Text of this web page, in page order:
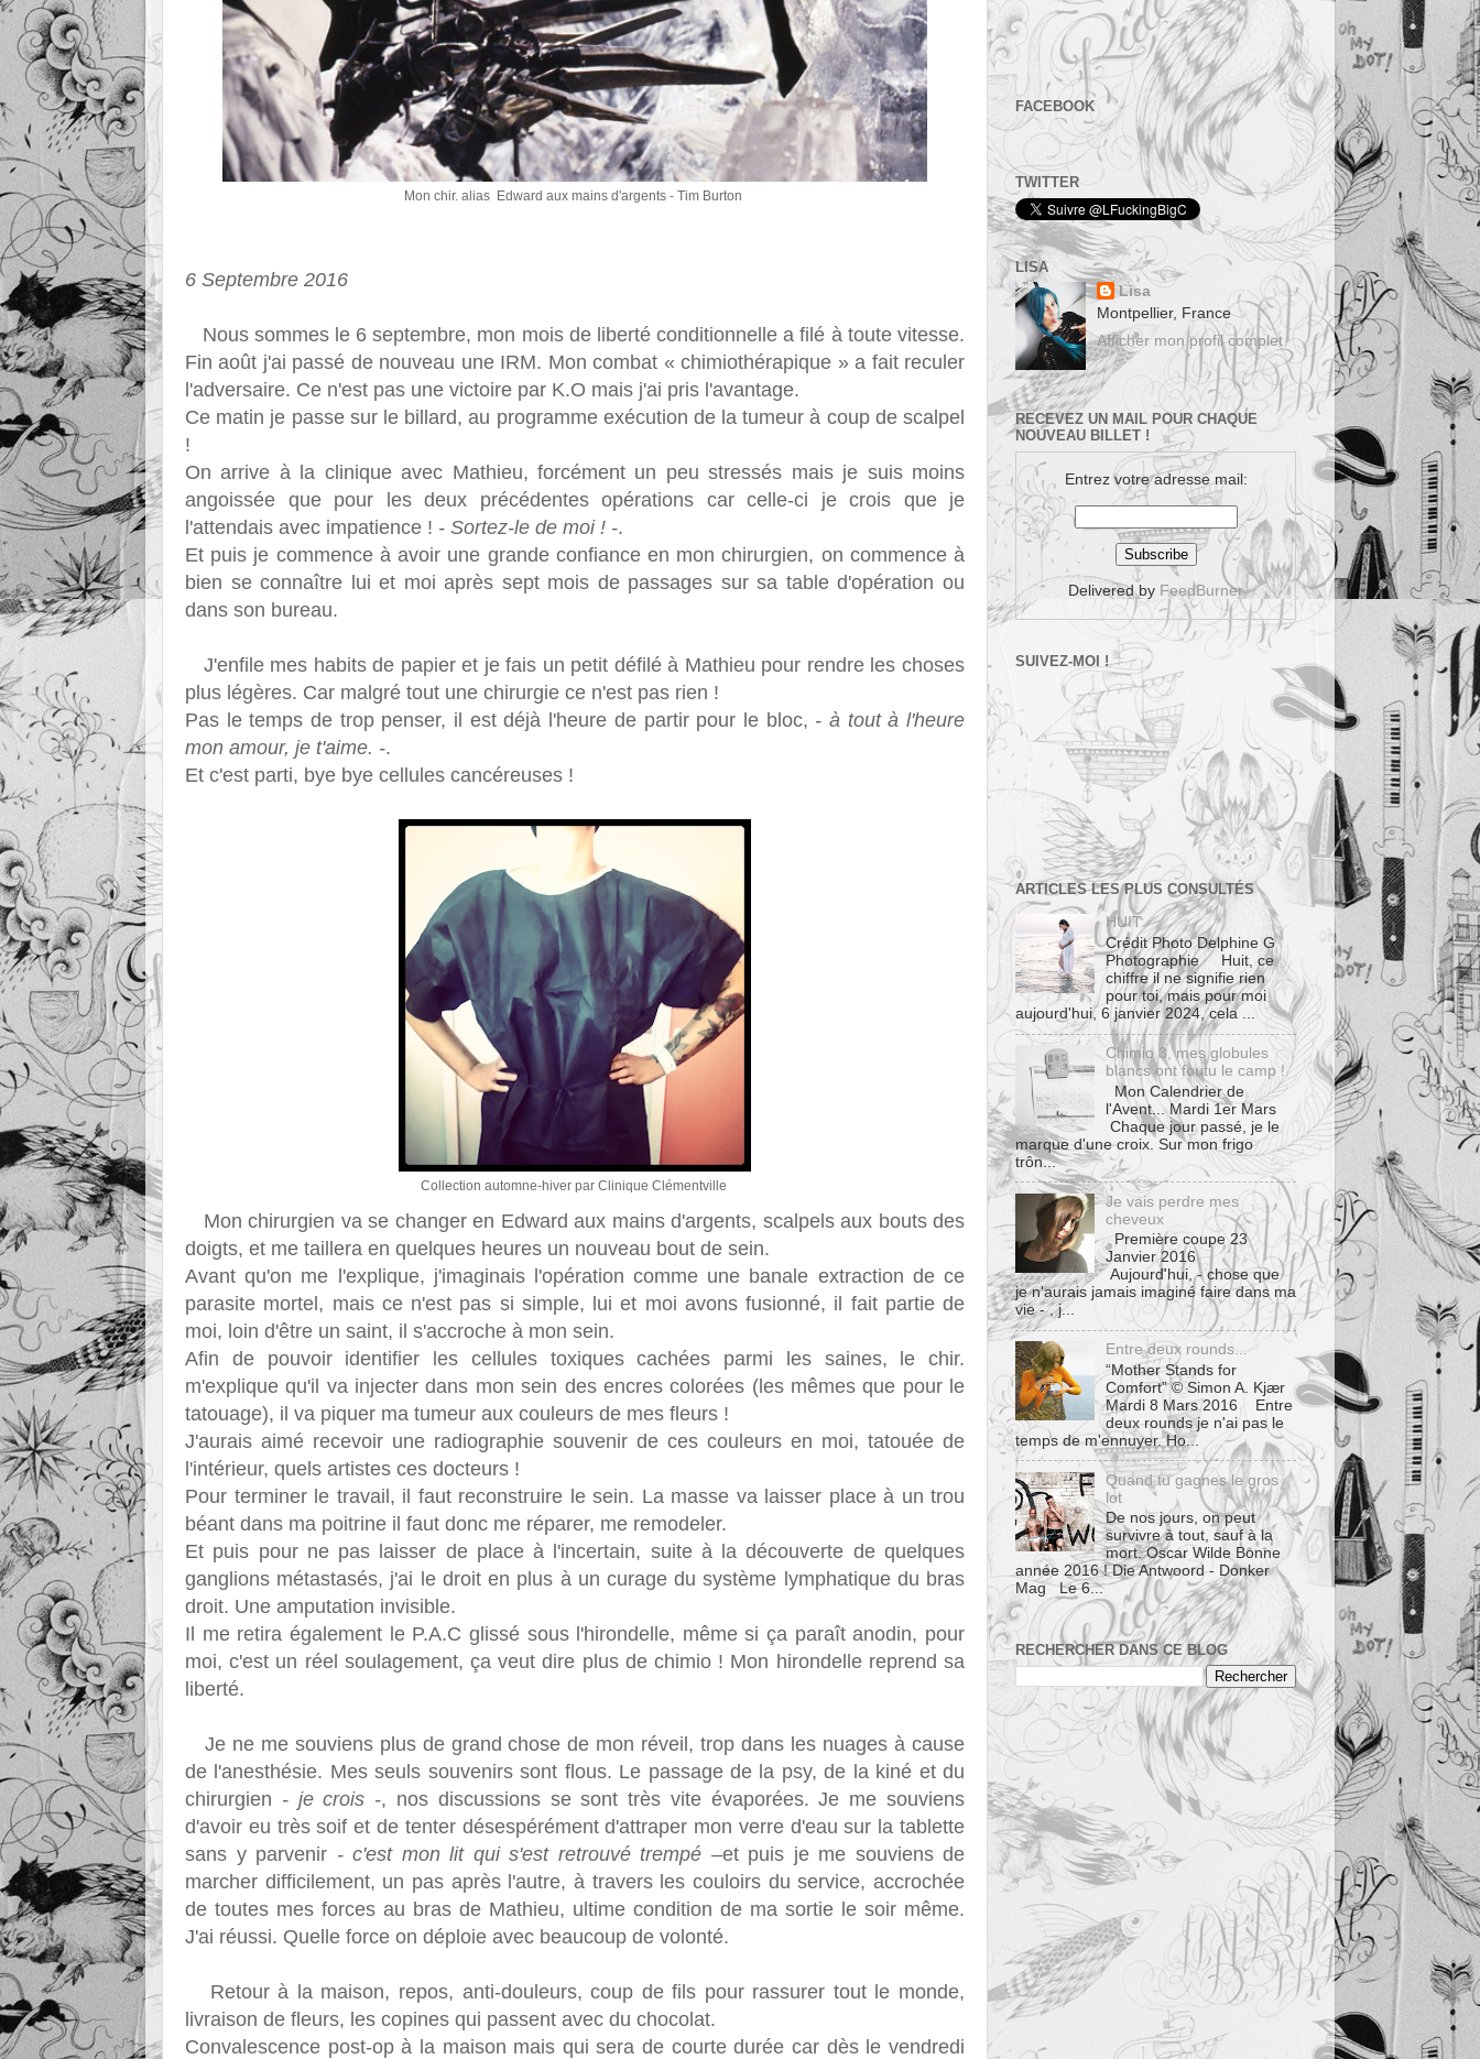
Mon chir. alias Edward aux mains d'argents - Tim Burton
6 Septembre 2016
Nous sommes le 6 septembre, mon mois de liberté conditionnelle a filé à toute vitesse.
Fin août j'ai passé de nouveau une IRM. Mon combat « chimiothérapique » a fait reculer
l'adversaire. Ce n'est pas une victoire par K.O mais j'ai pris l'avantage.
Ce matin je passe sur le billard, au programme exécution de la tumeur à coup de scalpel
!
On arrive à la clinique avec Mathieu, forcément un peu stressés mais je suis moins
angoissée que pour les deux précédentes opérations car celle-ci je crois que je
l'attendais avec impatience ! - Sortez-le de moi ! -.
Et puis je commence à avoir une grande confiance en mon chirurgien, on commence à
bien se connaître lui et moi après sept mois de passages sur sa table d'opération ou
dans son bureau.
J'enfile mes habits de papier et je fais un petit défilé à Mathieu pour rendre les choses
plus légères. Car malgré tout une chirurgie ce n'est pas rien !
Pas le temps de trop penser, il est déjà l'heure de partir pour le bloc, - à tout à l'heure
mon amour, je t'aime. -.
Et c'est parti, bye bye cellules cancéreuses !
Collection automne-hiver par Clinique Clémentville
Mon chirurgien va se changer en Edward aux mains d'argents, scalpels aux bouts des
doigts, et me taillera en quelques heures un nouveau bout de sein.
Avant qu'on me l'explique, j'imaginais l'opération comme une banale extraction de ce
parasite mortel, mais ce n'est pas si simple, lui et moi avons fusionné, il fait partie de
moi, loin d'être un saint, il s'accroche à mon sein.
Afin de pouvoir identifier les cellules toxiques cachées parmi les saines, le chir.
m'explique qu'il va injecter dans mon sein des encres colorées (les mêmes que pour le
tatouage), il va piquer ma tumeur aux couleurs de mes fleurs !
J'aurais aimé recevoir une radiographie souvenir de ces couleurs en moi, tatouée de
l'intérieur, quels artistes ces docteurs !
Pour terminer le travail, il faut reconstruire le sein. La masse va laisser place à un trou
béant dans ma poitrine il faut donc me réparer, me remodeler.
Et puis pour ne pas laisser de place à l'incertain, suite à la découverte de quelques
ganglions métastasés, j'ai le droit en plus à un curage du système lymphatique du bras
droit. Une amputation invisible.
Il me retira également le P.A.C glissé sous l'hirondelle, même si ça paraît anodin, pour
moi, c'est un réel soulagement, ça veut dire plus de chimio ! Mon hirondelle reprend sa
liberté.
Je ne me souviens plus de grand chose de mon réveil, trop dans les nuages à cause
de l'anesthésie. Mes seuls souvenirs sont flous. Le passage de la psy, de la kiné et du
chirurgien - je crois -, nos discussions se sont très vite évaporées. Je me souviens
d'avoir eu très soif et de tenter désespérément d'attraper mon verre d'eau sur la tablette
sans y parvenir - c'est mon lit qui s'est retrouvé trempé –et puis je me souviens de
marcher difficilement, un pas après l'autre, à travers les couloirs du service, accrochée
de toutes mes forces au bras de Mathieu, ultime condition de ma sortie le soir même.
J'ai réussi. Quelle force on déploie avec beaucoup de volonté.
Retour à la maison, repos, anti-douleurs, coup de fils pour rassurer tout le monde,
livraison de fleurs, les copines qui passent avec du chocolat.
Convalescence post-op à la maison mais qui sera de courte durée car dès le vendredi
FACEBOOK
TWITTER
LISA
Lisa
Montpellier, France
Afficher mon profil complet
RECEVEZ UN MAIL POUR CHAQUE
NOUVEAU BILLET !
Entrez votre adresse mail:
Delivered by FeedBurner
SUIVEZ-MOI !
ARTICLES LES PLUS CONSULTÉS
HUIT
Crédit Photo Delphine G
Photographie Huit, ce
chiffre il ne signifie rien
pour toi, mais pour moi
aujourd'hui, 6 janvier 2024, cela ...
Chimio 3, mes globules
blancs ont foutu le camp !
Mon Calendrier de
l'Avent... Mardi 1er Mars
Chaque jour passé, je le
marque d'une croix. Sur mon frigo
trôn...
Je vais perdre mes
cheveux
Première coupe 23
Janvier 2016
Aujourd'hui, - chose que
je n'aurais jamais imaginé faire dans ma
vie - , j...
Entre deux rounds...
“Mother Stands for
Comfort” © Simon A. Kjær
Mardi 8 Mars 2016 Entre
deux rounds je n'ai pas le
temps de m'ennuyer. Ho...
Quand tu gagnes le gros
lot
De nos jours, on peut
survivre à tout, sauf à la
mort. Oscar Wilde Bonne
année 2016 ! Die Antwoord - Donker
Mag Le 6...
RECHERCHER DANS CE BLOG